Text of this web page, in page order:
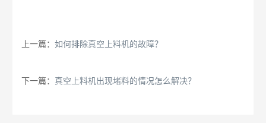
上一篇：如何排除真空上料机的故障？
下一篇：真空上料机出现堵料的情况怎么解决？